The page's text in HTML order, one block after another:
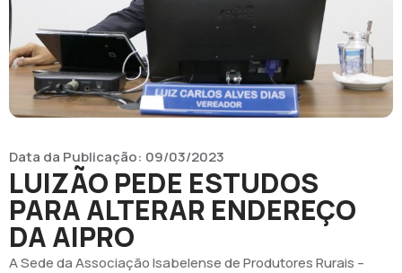
Data da Publicação: 09/03/2023
LUIZÃO PEDE ESTUDOS
PARA ALTERAR ENDEREÇO
DA AIPRO
A Sede da Associação Isabelense de Produtores Rurais –